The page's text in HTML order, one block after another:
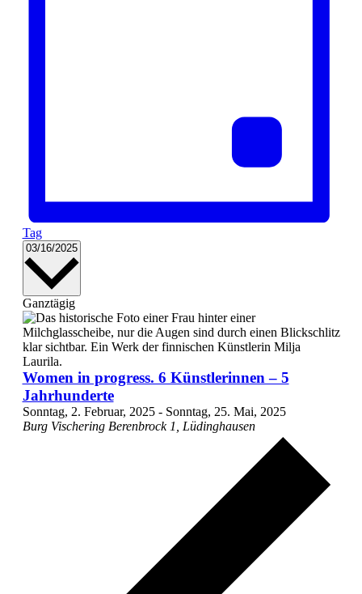
Tag
03/16/2025 Datum
Ganztägig
Women in progress. 6 Künstlerinnen – 5
Jahrhunderte
Sonntag, 2. Februar, 2025- Sonntag, 25. Mai, 2025
Burg Vischering Berenbrock 1, Lüdinghausen